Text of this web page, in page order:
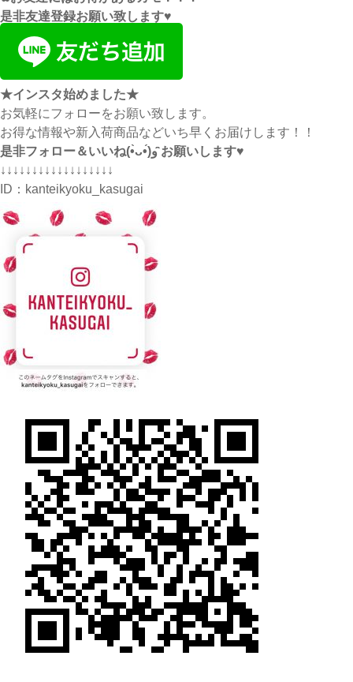
是非友達登録お願い致します♥
★インスタ始めました★
お気軽にフォローをお願い致します。
お得な情報や新入荷商品などいち早くお届けします！！
是非フォロー＆いいね(•̀ᴗ•́)و ̑̑お願いします♥
↓↓↓↓↓↓↓↓↓↓↓↓↓↓↓↓↓↓
ID： kanteikyoku_kasugai